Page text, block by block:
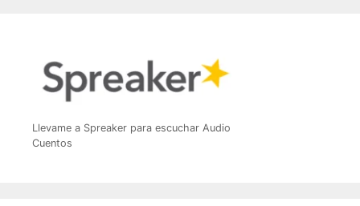
Llevame a Spreaker para escuchar Audio
Cuentos